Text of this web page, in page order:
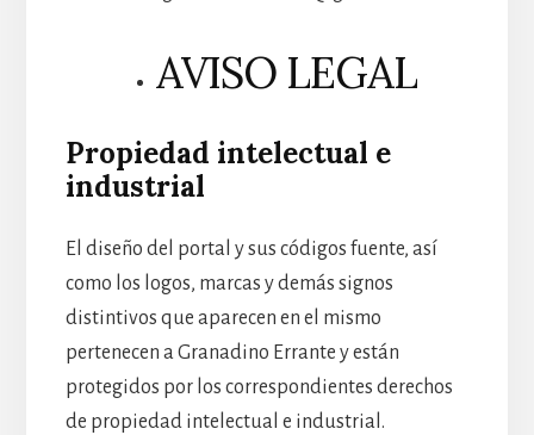
AVISO LEGAL
Propiedad intelectual e
industrial
El diseño del portal y sus códigos fuente, así
como los logos, marcas y demás signos
distintivos que aparecen en el mismo
pertenecen a Granadino Errante y están
protegidos por los correspondientes derechos
de propiedad intelectual e industrial.